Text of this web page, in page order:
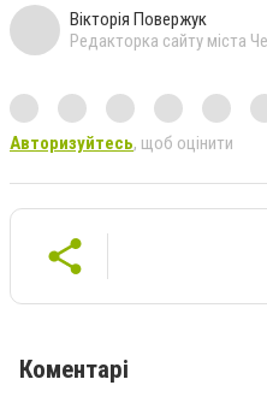
Вікторія Повержук
Редакторка сайту міста
Авторизуйтесь, щоб оцінити
Коментарі